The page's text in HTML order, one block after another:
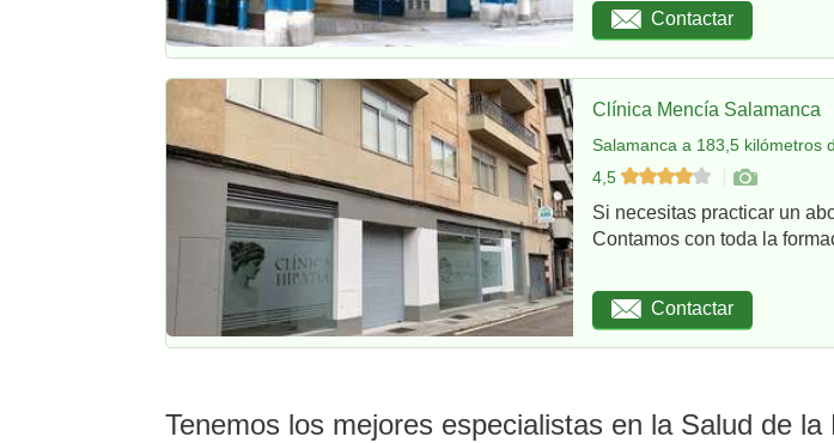
Contactar
Clínica Mencía Salamanca
Salamanca a 183,5 kilómetros
4,5
Si necesitas practicar un
Contamos con toda la
Contactar
Tenemos los mejores especialistas en la Salud de